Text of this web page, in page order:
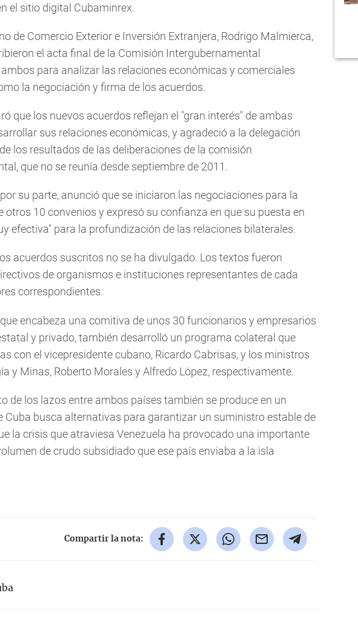
el sitio digital Cubaminrex.
de Comercio Exterior e Inversión Extranjera, Rodrigo Malmierca,
el acta final de la Comisión Intergubernamental
para analizar las relaciones económicas y comerciales
la negociación y firma de los acuerdos.
que los nuevos acuerdos reflejan el "gran interés" de ambas
sus relaciones económicas, y agradeció a la delegación
los resultados de las deliberaciones de la comisión
que no se reunía desde septiembre de 2011.
su parte, anunció que se iniciaron las negociaciones para la
otros 10 convenios y expresó su confianza en que su puesta en
efectiva" para la profundización de las relaciones bilaterales.
acuerdos suscritos no se ha divulgado. Los textos fueron
de organismos e instituciones representantes de cada
correspondientes.
encabeza una comitiva de unos 30 funcionarios y empresarios
y privado, también desarrolló un programa colateral que
con el vicepresidente cubano, Ricardo Cabrisas, y los ministros
y Minas, Roberto Morales y Alfredo López, respectivamente.
de los lazos entre ambos países también se produce en un
Cuba busca alternativas para garantizar un suministro estable de
la crisis que atraviesa Venezuela ha provocado una importante
de crudo subsidiado que ese país enviaba a la isla
Compartir la nota: